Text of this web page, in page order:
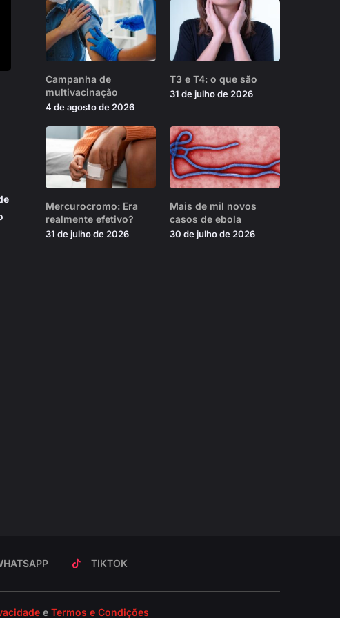
Campanha de
multivacinação
4 de agosto de 2026
T3 e T4: o que são
31 de julho de 2026
Mercurocromo: Era
realmente efetivo?
31 de julho de 2026
Mais de mil novos
casos de ebola
30 de julho de 2026
TIKTOK
e Termos e Condições